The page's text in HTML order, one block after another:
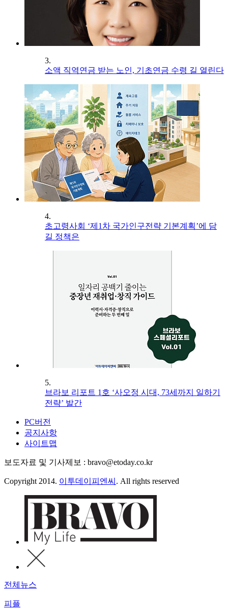
3.
소액 직역연금 받는 노인, 기초연금 수령 길 열린다
4.
초고령사회 ‘제1차 국가인구전략 기본계획’에 담
길 정책은
5.
브라보 리포트 1호 ‘사오정 시대, 73세까지 일하기
전략’ 발간
PC버전
공지사항
사이트맵
보도자료 및 기사제보 : bravo@etoday.co.kr
Copyright 2014. 이투데이피엔씨 . All rights reserved
전체뉴스
피플